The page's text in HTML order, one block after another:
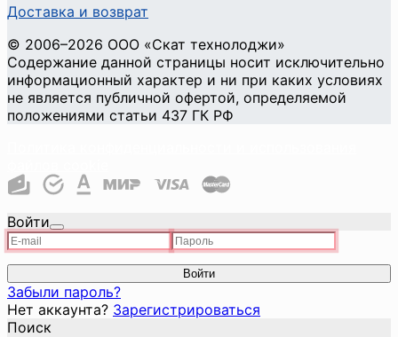
Доставка и возврат
© 2006–2026 ООО «Скат технолоджи»
Содержание данной страницы носит исключительно
информационный характер и ни при каких условиях
не является публичной офертой, определяемой
положениями статьи 437 ГК РФ
Войти
Войти
Забыли пароль?
Нет аккаунта? Зарегистрироваться
Поиск